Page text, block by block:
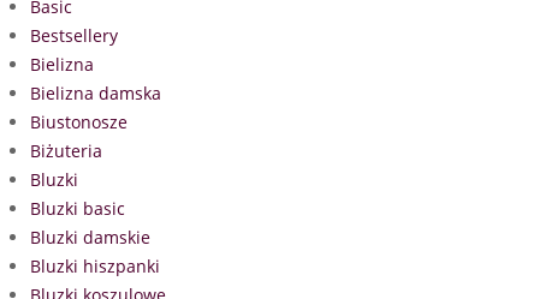
Basic
Bestsellery
Bielizna
Bielizna damska
Biustonosze
Biżuteria
Bluzki
Bluzki basic
Bluzki damskie
Bluzki hiszpanki